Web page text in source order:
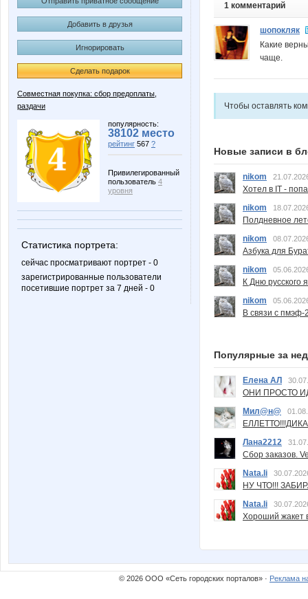
Добавить в друзья
Игнорировать
Сделать подарок
Совместная покупка: сбор предоплаты,
раздачи
популярность:
38102 место
рейтинг 567 ?
Привилегированный
пользователь 4
уровня
Статистика портрета:
сейчас просматривают портрет - 0
зарегистрированные пользователи
посетившие портрет за 7 дней - 0
1 комментарий
шопокляк
Какие
чаще.
Чтобы оставлять
Новые записи в
nikom
Хотел в IT -
nikom
Полдневное
nikom
Азбука для
nikom
К Дню русского
nikom
В связи с пмэф-
Популярные за
Елена АЛ
ОНИ ПРОСТО
Мил@н@
Лана2212
Сбор заказов.
Nata.li
НУ ЧТО!!!
Nata.li
Хороший жакет
© 2026 ООО «Сеть городских порталов» · Реклама